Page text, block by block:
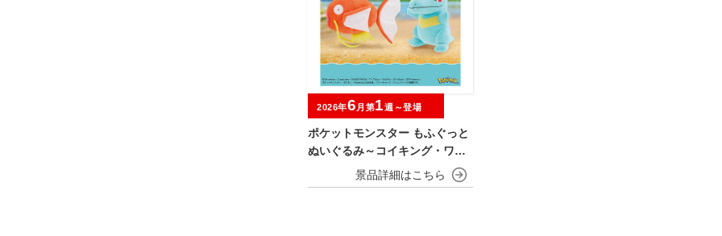
ポケットモンスター もふぐっと
ぬいぐるみ～コイキング・ワニ
2026年6 月第1週～登場